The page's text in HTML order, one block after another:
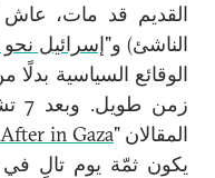
القديم قد مات، عاش
الناشئ) و"إسرائيل نحو 1948 من نوع آخر
الوقائع السياسية
المقالان "in Gaza
يكون ثمّة يوم تالٍ